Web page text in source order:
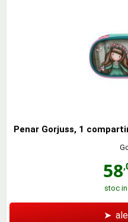
Penar Gorjuss, 1
58
stoc
➤